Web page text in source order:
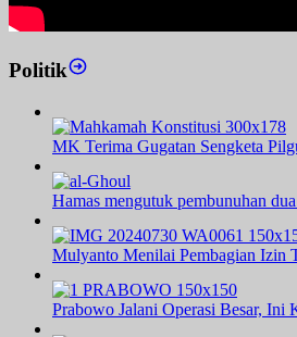
Politik
MK Terima Gugatan Sengketa
Hamas mengutuk pembunuhan
Mulyanto Menilai Pembagian Izin
Prabowo Jalani Operasi Besar, Ini